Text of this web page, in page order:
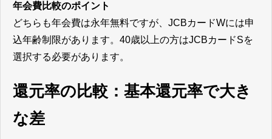
年会費比較のポイント
どちらも年会費は永年無料ですが、JCBカードWには申
込年齢制限があります。40歳以上の方はJCBカードSを
選択する必要があります。
還元率の比較：基本還元率で大き
な差